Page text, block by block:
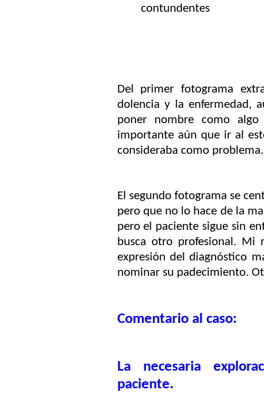
contundentes
Del primer fotograma
dolencia y la enfermedad,
poner nombre como
importante aún que ir al
consideraba como problema.
El segundo fotograma se
pero que no lo hace de la
pero el paciente sigue sin
busca otro profesional. Mi
expresión del diagnóstico
nominar su padecimiento.
Comentario al caso:
La necesaria
paciente.